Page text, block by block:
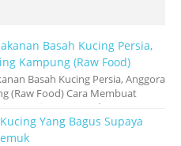
Basah Kucing Persia,
Kampung (Raw Food)
Basah Kucing Persia, Anggora
(Raw Food) Cara Membuat
Persia, Anggora dan Ku...
Yang Bagus Supaya